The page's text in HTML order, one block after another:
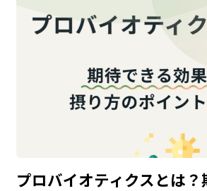
プロバイオティクスとは